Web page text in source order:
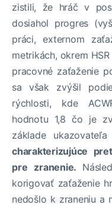
zistili, že hráč v
dosiahol progres
práci, externom
metrikách, okrem
pracovné zaťaženie
sa však zvýšil
rýchlosti, kde
hodnotu 1,8 čo je
základe
charakterizujúce
pre zranenie.
korigovať zaťaženie
nedošlo k zraneniu a